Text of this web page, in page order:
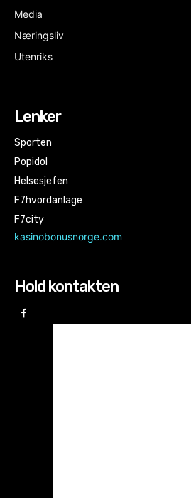
Media
Næringsliv
Utenriks
Lenker
Sporten
Popidol
Helsesjefen
F7hvordanlage
F7city
kasinobonusnorge.com
Hold kontakten